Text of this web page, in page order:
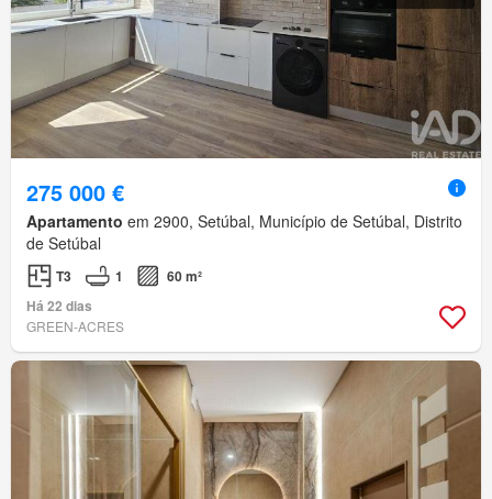
275 000 €
Apartamento em 2900, Setúbal, Município de Setúbal, Distrito
de Setúbal
T3 1
60 m²
Há 22 dias
GREEN-ACRES